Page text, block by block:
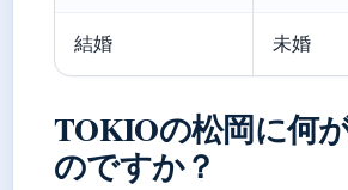
結婚 未婚
TOKIOの松岡に何
のですか？